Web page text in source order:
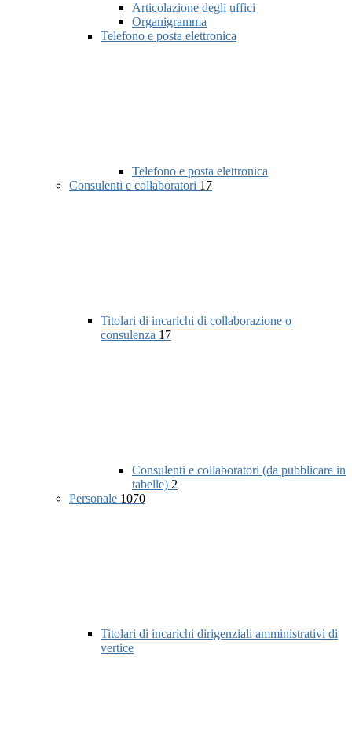
Articolazione degli uffici
Organigramma
Telefono e posta elettronica
Telefono e posta elettronica
Consulenti e collaboratori 17
Titolari di incarichi di collaborazione o
consulenza 17
Consulenti e collaboratori (da pubblicare in
tabelle) 2
Personale 1070
Titolari di incarichi dirigenziali amministrativi di
vertice